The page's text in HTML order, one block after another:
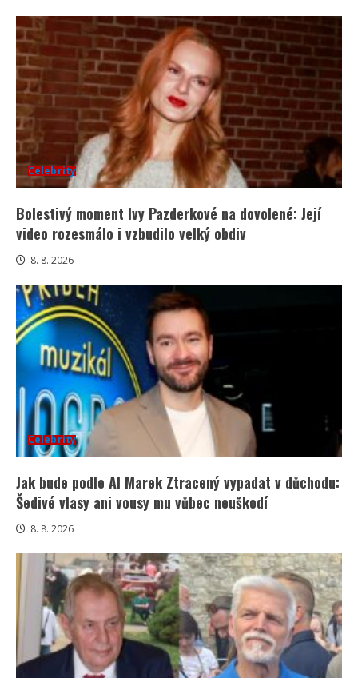
Celebrity
Bolestivý moment Ivy Pazderkové na dovolené: Její
video rozesmálo i vzbudilo velký obdiv
8. 8. 2026
Celebrity
Jak bude podle AI Marek Ztracený vypadat v důchodu:
Šedivé vlasy ani vousy mu vůbec neuškodí
8. 8. 2026